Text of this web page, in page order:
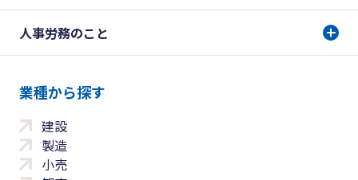
人事労務のこと
業種から探す
建設
製造
小売